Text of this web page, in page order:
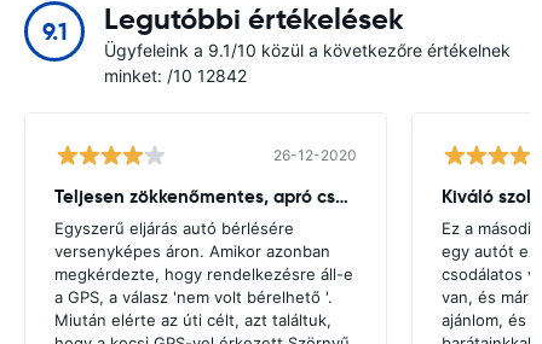
9.1 Legutóbbi értékelések
Ügyfeleink a 9.1/10 közül a következőre értékelnek
minket: /10 12842
26-12-2020
Teljesen zökkenőmentes, apró csuklás
Egyszerű eljárás autó bérlésére
versenyképes áron. Amikor azonban
megkérdezte, hogy rendelkezésre áll-e
a GPS, a válasz 'nem volt bérelhető '.
Miután elérte az úti célt, azt találtuk,
Kiváló
Ez a
egy autót
csodálatos
van, és már
ajánlom, és